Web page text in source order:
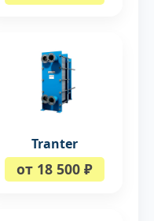
Tranter
от 18 500 ₽